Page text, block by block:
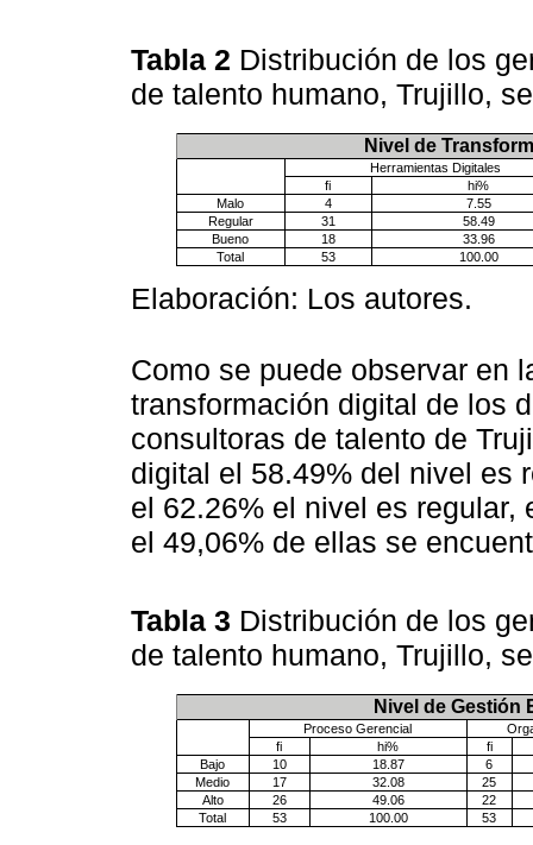
Tabla 2 Distribución de los
de talento humano, Trujillo,
Nivel de
Herramientas Digitales
fi
hi%
Malo
4
7.55
Regular
31
58.49
Bueno
18
33.96
Total
53 100.00
Elaboración: Los autores.
Como se puede observar en
transformación digital de los
consultoras de talento de
digital el 58.49% del nivel es
el 62.26% el nivel es
el 49,06% de ellas se
Tabla 3 Distribución de los
de talento humano, Trujillo,
Nivel de Gestión
Proceso Gerencial
fi
hi%
fi
Bajo
10 18.87
6
Medio
17 32.08
25
Alto
26 49.06
22
Total
53 100.00 53